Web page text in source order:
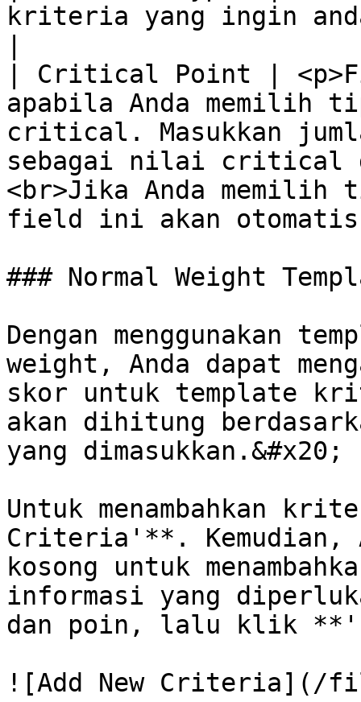
kriteria yang ingin
| Critical Point |
apabila Anda
critical. Masukkan
sebagai nilai critical
<br>Jika Anda
field ini akan
### Normal Weight
Dengan menggunakan
weight, Anda dapat
skor untuk template
akan dihitung
yang dimasukkan.&#x20;
Untuk menambahkan
Criteria'**. Kemudian,
kosong untuk
informasi yang
dan poin, lalu klik
![Add New Criteria](/